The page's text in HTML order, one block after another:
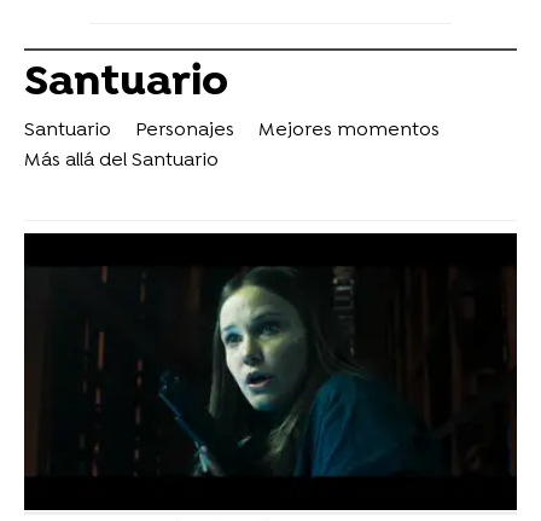
Santuario
Santuario Personajes
Mejores momentos
Más allá del Santuario